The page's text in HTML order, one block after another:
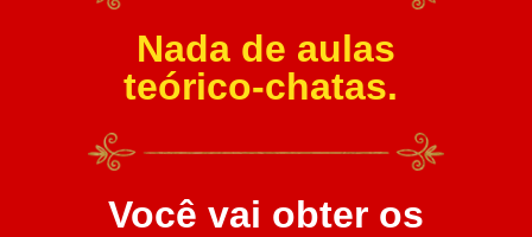
Nada de aulas
teórico-chatas.
Você vai obter os